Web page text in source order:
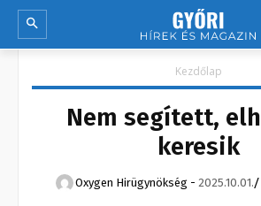
Kezdőlap
Nem segített,
keresik
Oxygen Hirügynökség - 2025.10.01.